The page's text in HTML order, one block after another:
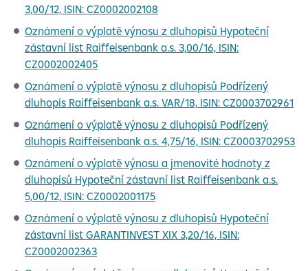
3,00/12, ISIN: CZ0002002108
Oznámení o výplatě výnosu z dluhopisů Hypoteční
zástavní list Raiffeisenbank a.s. 3,00/16, ISIN:
CZ0002002405
Oznámení o výplatě výnosu z dluhopisů Podřízený
dluhopis Raiffeisenbank a.s. VAR/18, ISIN: CZ0003702961
Oznámení o výplatě výnosu z dluhopisů Podřízený
dluhopis Raiffeisenbank a.s. 4,75/16, ISIN: CZ0003702953
Oznámení o výplatě výnosu a jmenovité hodnoty z
dluhopisů Hypoteční zástavní list Raiffeisenbank a.s.
5,00/12, ISIN: CZ0002001175
Oznámení o výplatě výnosu z dluhopisů Hypoteční
zástavní list GARANTINVEST XIX 3,20/16, ISIN:
CZ0002002363